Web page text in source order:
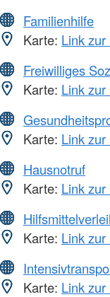
Familienhilfe
Karte: Link
Freiwilliges
Karte: Link
Karte: Link
Hausnotruf
Karte: Link
Karte: Link
Karte: Link